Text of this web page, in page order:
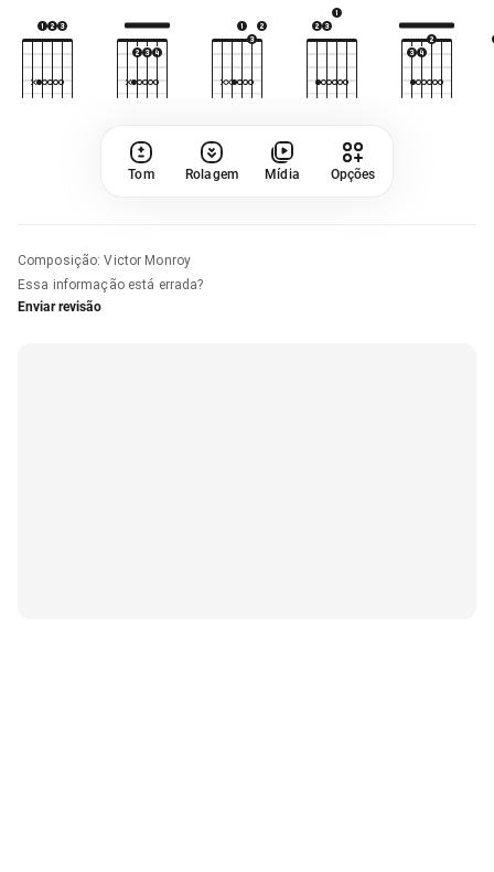
Tom Rolagem Mídia Opções
Composição:Victor Monroy
Essa informação está errada?
Enviar revisão